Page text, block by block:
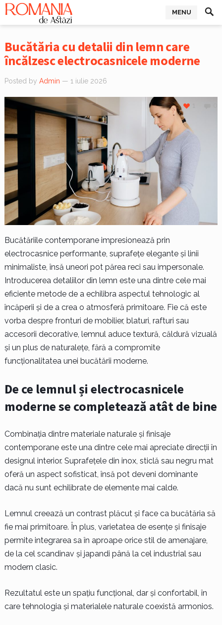
MENU
Bucătăria cu detalii din lemn care
încălzesc electrocasnicele moderne
Posted by Admin — 1 iulie 2026
Bucătăriile contemporane impresionează prin
electrocasnice performante, suprafețe elegante și linii
minimaliste, însă uneori pot părea reci sau impersonale.
Introducerea detaliilor din lemn este una dintre cele mai
eficiente metode de a echilibra aspectul tehnologic al
încăperii și de a crea o atmosferă primitoare. Fie că este
vorba despre fronturi de mobilier, blaturi, rafturi sau
accesorii decorative, lemnul aduce textură, căldură vizuală
și un plus de naturalețe, fără a compromite
funcționalitatea unei bucătării moderne.
De ce lemnul și electrocasnicele
moderne se completează atât de bine
Combinația dintre materiale naturale și finisaje
contemporane este una dintre cele mai apreciate direcții în
designul interior. Suprafețele din inox, sticlă sau negru mat
oferă un aspect sofisticat, însă pot deveni dominante
dacă nu sunt echilibrate de elemente mai calde.
Lemnul creează un contrast plăcut și face ca bucătăria să
fie mai primitoare. În plus, varietatea de esențe și finisaje
permite integrarea sa în aproape orice stil de amenajare,
de la cel scandinav și japandi până la cel industrial sau
modern clasic.
Rezultatul este un spațiu funcțional, dar și confortabil, în
care tehnologia și materialele naturale coexistă armonios.